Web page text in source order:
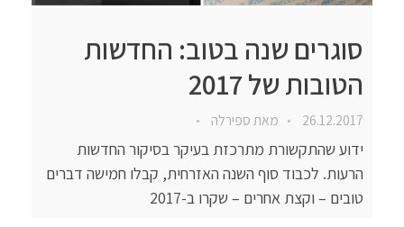
סוגרים שנה בטוב: החדשות
הטובות של 2017
26.12.2017 מאתספירלה
ידוע שהתקשורת מתרכזת בעיקר בסיקור החדשות
הרעות. לכבוד סוף השנה האזרחית, קבלו חמישה דברים
טובים – וקצת אחרים – שקרו ב-2017